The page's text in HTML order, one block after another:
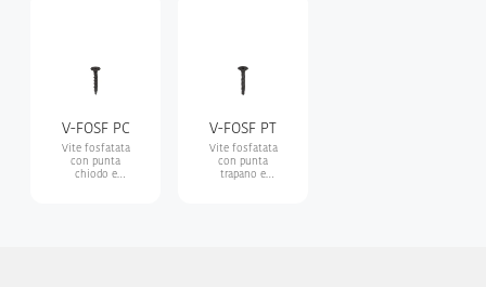
V-FOSF PC
Vite fosfatata
con punta
chiodo e
V-FOSF PT
Vite fosfatata
con punta
trapano e